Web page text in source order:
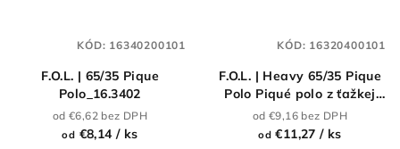
F.O.L. | 65/35 Pique
Polo_16.3402
od €6,62 bez DPH
od €8,14 / ks
KÓD: 16340200101
F.O.L. | Heavy 65/35 Pique
Polo Piqué polo z ťažkej
bavlny_16.3204
od €9,16 bez DPH
od €11,27/ ks
KÓD: 16320400101